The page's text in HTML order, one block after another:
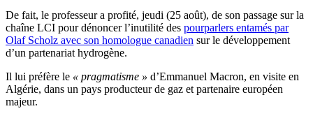
De fait, le professeur a profité, jeudi (25 août), de son passage sur la
chaîne LCI pour dénoncer l’inutilité des pourparlers entamés par
Olaf Scholz avec son homologue canadien sur le développement
d’un partenariat hydrogène.
Il lui préfère le « pragmatisme » d’Emmanuel Macron, en visite en
Algérie, dans un pays producteur de gaz et partenaire européen
majeur.